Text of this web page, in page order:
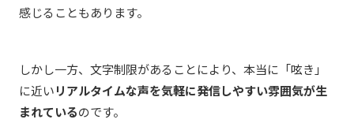
感じることもあります。
しかし一方、文字制限があることにより、本当に「呟き」
に近いリアルタイムな声を気軽に発信しやすい雰囲気が生
まれているのです。